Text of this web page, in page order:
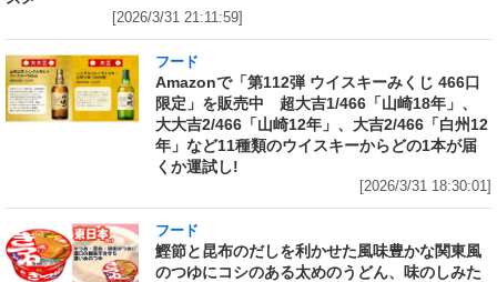
[2026/3/31 21:11:59]
フード
Amazonで「第112弾 ウイスキーみくじ 466口
限定」を販売中 超大吉1/466「山崎18年」、
大大吉2/466「山崎12年」、大吉2/466「白州12
年」など11種類のウイスキーからどの1本が届
くか運試し!
[2026/3/31 18:30:01]
フード
鰹節と昆布のだしを利かせた風味豊かな関東風
のつゆにコシのある太めのうどん、味のしみた